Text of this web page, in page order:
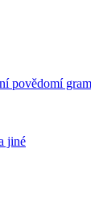
povědomí
jiné